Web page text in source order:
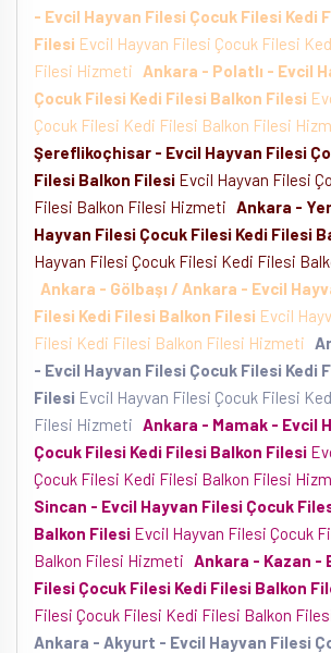
- Evcil Hayvan Filesi Çocuk Filesi Kedi
Filesi Evcil Hayvan Filesi Çocuk Filesi
Filesi Hizmeti
Ankara - Polatlı - Evcil
Çocuk Filesi Kedi Filesi Balkon Filesi
Çocuk Filesi Kedi Filesi Balkon Filesi
Şereflikoçhisar - Evcil Hayvan Filesi
Filesi Balkon Filesi Evcil Hayvan Filesi
Filesi Balkon Filesi Hizmeti Ankara -
Hayvan Filesi Çocuk Filesi Kedi Filesi
Hayvan Filesi Çocuk Filesi Kedi Filesi
Ankara - Gölbaşı / Ankara - Evcil
Filesi Kedi Filesi Balkon Filesi Evcil
Filesi Kedi Filesi Balkon Filesi Hizmeti
- Evcil Hayvan Filesi Çocuk Filesi Kedi
Filesi Evcil Hayvan Filesi Çocuk Filesi
Filesi Hizmeti Ankara - Mamak - Evcil
Çocuk Filesi Kedi Filesi Balkon Filesi
Çocuk Filesi Kedi Filesi Balkon Filesi
Sincan - Evcil Hayvan Filesi Çocuk
Balkon Filesi Evcil Hayvan Filesi Çocuk
Balkon Filesi Hizmeti Ankara - Kazan -
Filesi Çocuk Filesi Kedi Filesi Balkon
Filesi Çocuk Filesi Kedi Filesi Balkon
Ankara - Akyurt - Evcil Hayvan Filesi